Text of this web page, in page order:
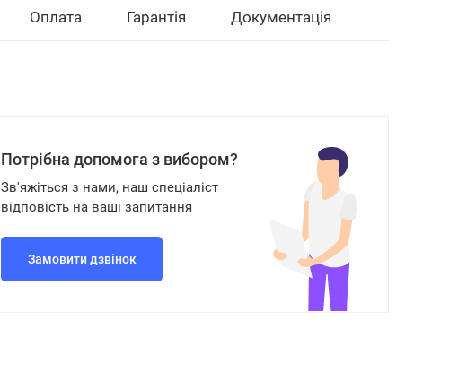
Оплата Гарантія Документація
Потрібна допомога з вибором?
Зв'яжіться з нами, наш спеціаліст
відповість на ваші запитання
Замовити дзвінок